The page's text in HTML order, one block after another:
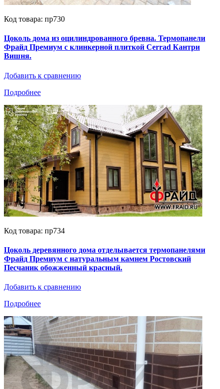
Код товара: пр730
Цоколь дома из оцилиндрованного бревна. Термопанели
Фрайд Премиум с клинкерной плиткой Cerrad Кантри
Вишня.
Добавить к сравнению
Подробнее
Код товара: пр734
Цоколь деревянного дома отделывается термопанелями
Фрайд Премиум с натуральным камнем Ростовский
Песчаник обожженный красный.
Добавить к сравнению
Подробнее